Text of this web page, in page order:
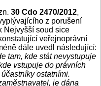
30 Cdo 2470/2012,
z porušení
Nejvyšší soud sice
veřejnoprávní
dále uvedl následující:
tam, kde stát nevystupuje
vstupuje do právních
ostatními.
je dána